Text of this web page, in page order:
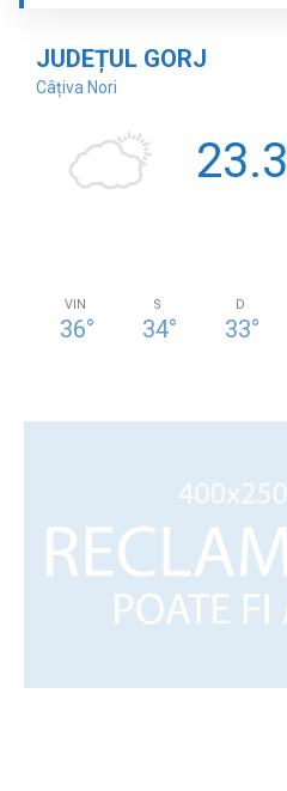
JUDEȚUL GORJ
Câțiva Nori
23.3
VIN
36°
S
34°
D
33°